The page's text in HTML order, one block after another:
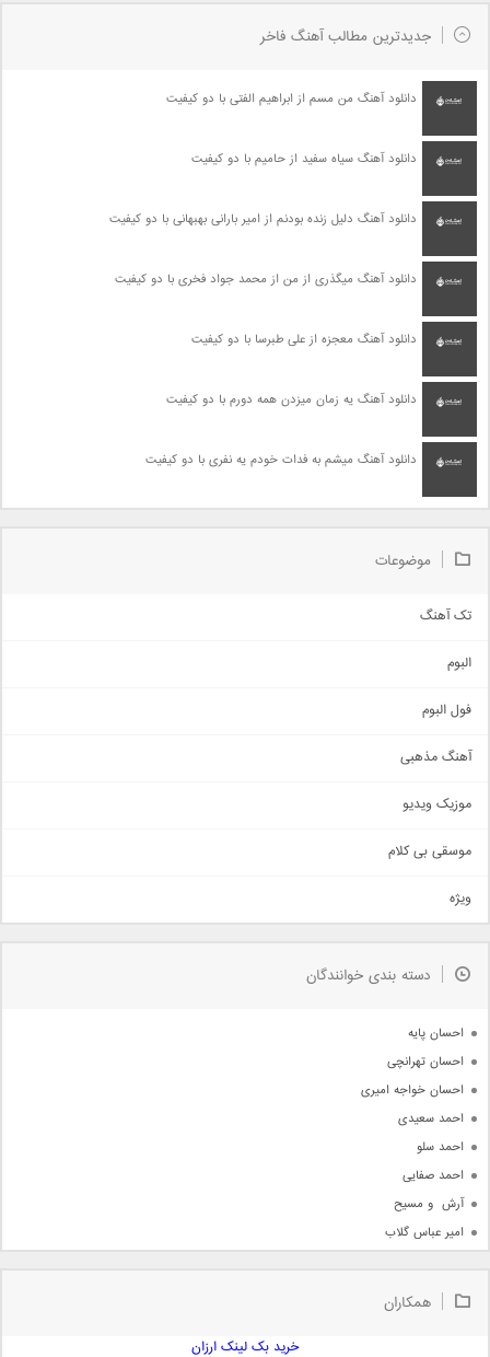
جدیدترین مطالب آهنگ فاخر
دانلود آهنگ من مسم از ابراهیم الفتی با دو کیفیت
دانلود آهنگ سیاه سفید از حامیم با دو کیفیت
دانلود آهنگ دلیل زنده بودنم از امیر بارانی بهبهانی با دو کیفیت
دانلود آهنگ میگذری از من از محمد جواد فخری با دو کیفیت
دانلود آهنگ معجزه از علی طبرسا با دو کیفیت
دانلود آهنگ یه زمان میزدن همه دورم با دو کیفیت
دانلود آهنگ میشم به فدات خودم یه نفری با دو کیفیت
موضوعات
تک آهنگ
اجتماعی
حماسی
سنتی
اهنگ بندرعباسی
دمو
مذهبی
جدیدترین ها
البوم
فول البوم
آهنگ مذهبی
موزیک ویدیو
موسقی بی کلام
ویژه
دسته بندی خوانندگان
احسان پایه
احسان تهرانچی
احسان خواجه امیری
احمد سعیدی
احمد سلو
احمد صفایی
آرش  و مسیح
امیر عباس گلاب
امیر علی
همکاران
خرید بک لینک ارزان